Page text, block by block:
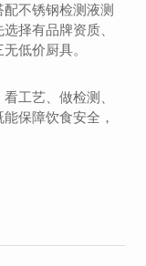
不锈钢检测液测
择有品牌资质、
低价厨具。
工艺、做检测、
保障饮食安全，